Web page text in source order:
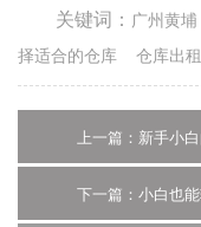
关键词： 广州黄埔
择适合的仓库
仓库出租